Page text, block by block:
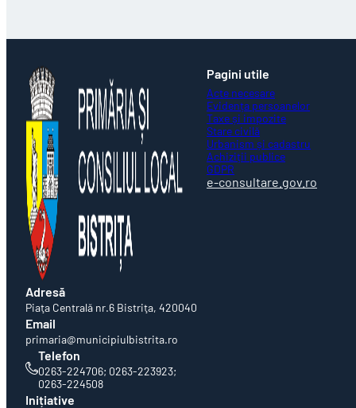
Adresă
Piaţa Centrală nr.6 Bistriţa, 420040
Email
primaria@municipiulbistrita.ro
Telefon
0263-224706; 0263-223923;
0263-224508
Pagini utile
Acte necesare
Evidența persoanelor
Taxe și impozite
Stare civilă
Urbanism și cadastru
Achiziții publice
GDPR
e-consultare.gov.ro
Inițiative